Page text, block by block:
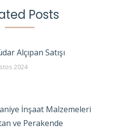
Posts
Alçıpan Satışı
2024
İnşaat Malzemeleri
ve Perakende